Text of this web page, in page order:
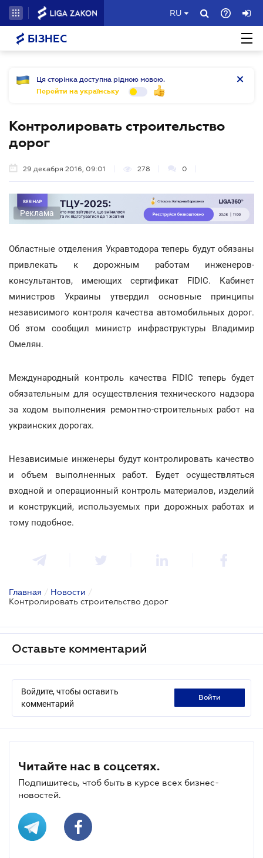
RU
БІЗНЕС
Ця сторінка доступна рідною мовою.
Перейти на українську
Контролировать строительство
дорог
29 декабря 2016, 09:01 278 0
Реклама
Областные отделения Укравтодора теперь будут обязаны
привлекать к дорожным работам инженеров-
консультантов, имеющих сертификат FIDIC. Кабинет
министров Украины утвердил основные принципы
независимого контроля качества автомобильных дорог.
Об этом сообщил министр инфраструктуры Владимир
Омелян.
Международный контроль качества FIDIC теперь будет
обязательным для осуществления технического надзора
за ходом выполнения ремонтно-строительных работ на
украинских дорогах.
Независимые инженеры будут контролировать качество
и объем выполненных работ. Будет осуществляться
входной и операционный контроль материалов, изделий
и конструкций, используемых при дорожных работах и
тому подобное.
Главная / Новости /
Контролировать строительство дорог
Оставьте комментарий
Войдите, чтобы оставить
комментарий
войти
Читайте нас в соцсетях.
Подпишитесь, чтоб быть в курсе всех бизнес-
новостей.